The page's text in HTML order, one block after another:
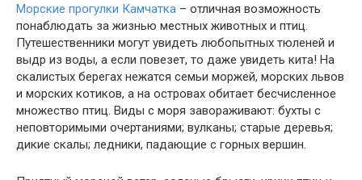
Морские прогулки Камчатка – отличная возможность
понаблюдать за жизнью местных животных и птиц.
Путешественники могут увидеть любопытных тюленей и
выдр из воды, а если повезет, то даже увидеть кита! На
скалистых берегах нежатся семьи моржей, морских львов
и морских котиков, а на островах обитает бесчисленное
множество птиц. Виды с моря завораживают: бухты с
неповторимыми очертаниями; вулканы; старые деревья;
дикие скалы; ледники, падающие с горных вершин.